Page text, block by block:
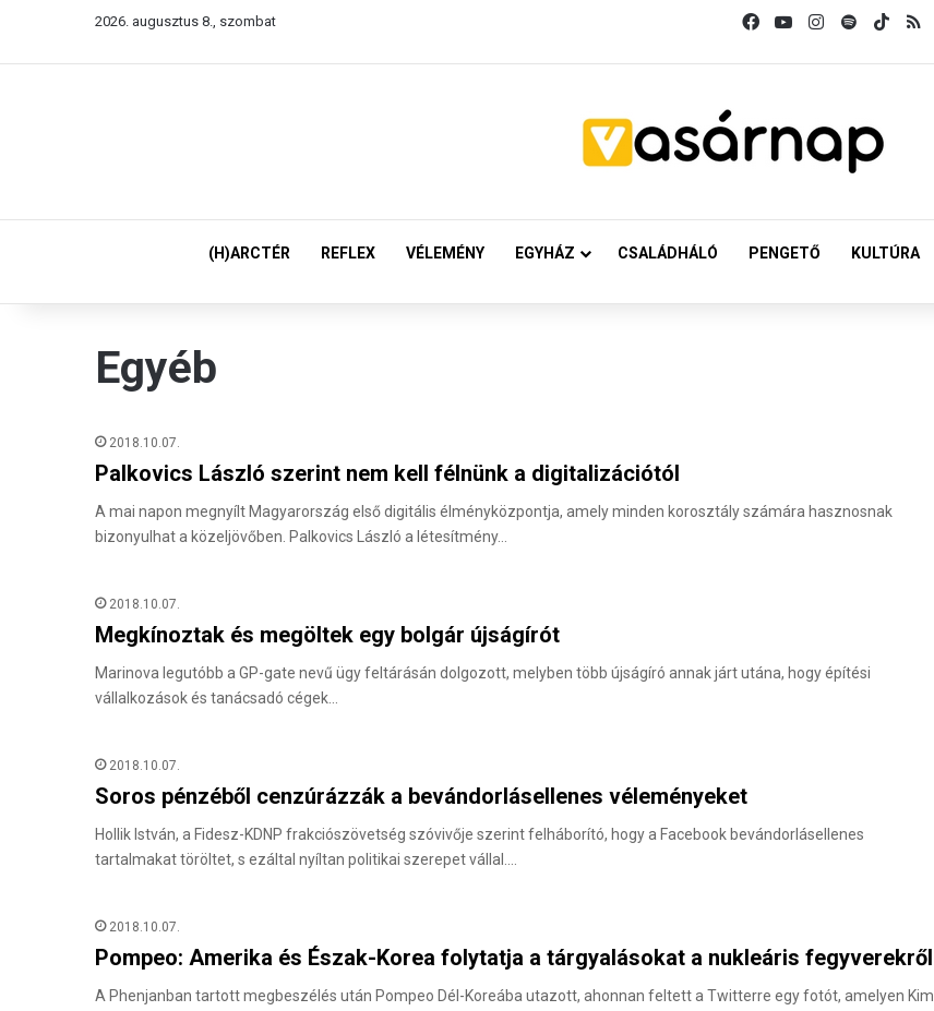
2026. augusztus 8., szombat FacebookYouTubeInstagram
SpotifyTikTok
(H)ARCTÉR REFLEX VÉLEMÉNY EGYHÁZ CSALÁDHÁLÓ PENGETŐ KULTÚRA
Egyéb
2018.10.07.
Palkovics László szerint nem kell félnünk a digitalizációtól
A mai napon megnyílt Magyarország első digitális élményközpontja, amely minden korosztály számára hasznosnak
bizonyulhat a közeljövőben. Palkovics László a létesítmény…
2018.10.07.
Megkínoztak és megöltek egy bolgár újságírót
Marinova legutóbb a GP-gate nevű ügy feltárásán dolgozott, melyben több újságíró annak járt utána, hogy építési
vállalkozások és tanácsadó cégek…
2018.10.07.
Soros pénzéből cenzúrázzák a bevándorlásellenes véleményeket
Hollik István, a Fidesz-KDNP frakciószövetség szóvivője szerint felháborító, hogy a Facebook bevándorlásellenes
tartalmakat töröltet, s ezáltal nyíltan politikai szerepet vállal.…
2018.10.07.
Pompeo: Amerika és Észak-Korea folytatja a tárgyalásokat a nukleáris fegyverekről
A Phenjanban tartott megbeszélés után Pompeo Dél-Koreába utazott, ahonnan feltett a Twitterre egy fotót, amelyen Kim